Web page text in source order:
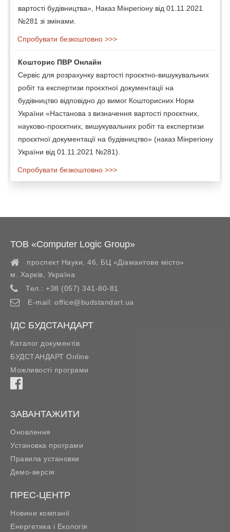
вартості будівництва», Наказ Мінрегіону від 01.11.2021
№281 зі змінами.
Спробувати безкоштовно >>>
Кошторис ПВР Онлайн
Сервіс для розрахунку вартості проєктно-вишукувальних
робіт та експертизи проєктної документації на
будівництво відповідно до вимог Кошторисних Норм
України «Настанова з визначення вартості проєктних,
науково-проєктних, вишукувальних робіт та експертизи
проєктної документації на будівництво» (наказ Мінрегіону
України від 01.11.2021 №281).
Спробувати безкоштовно >>>
ТОВ «Computer Logic Group»
проспект Науки, 46, БЦ «Діамантове місто»
м. Харків
Україна
Тел.: +38 (057) 341-80-81
E-mail: office@budstandart.ua
ІДС БУДСТАНДАРТ
Каталог документів
БУДСТАНДАРТ Online
Можливості програми
ЗАВАНТАЖИТИ
Оновлення
Установка програми
Правила установки
Демо-версія
ПРЕС-ЦЕНТР
Новини компанії
Енергетика і Екологія